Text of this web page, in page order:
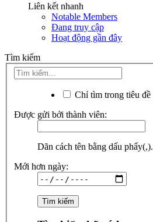
Liên kết nhanh
Notable Members
Đang truy cập
Hoạt động gần đây
Tìm kiếm
Chỉ tìm trong tiêu đề
Được gửi bởi thành viên:
Dãn cách tên bằng dấu phẩy(,).
Mới hơn ngày: